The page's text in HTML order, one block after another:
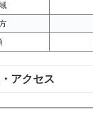
アクセス